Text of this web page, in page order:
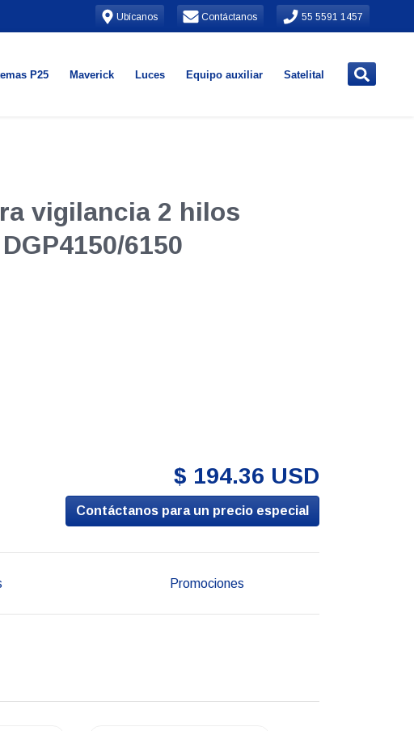
Ubícanos Contáctanos 55 5591 1457
P25 Maverick Luces Equipo auxiliar Satelital
vigilancia 2 hilos
6150
$ 194.36 USD
Contáctanos para un precio especial
Promociones